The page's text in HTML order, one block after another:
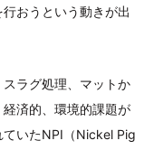
おうという動きが出
ラグ処理、マットか
済的、環境的課題が
ていたNPI（Nickel Pig